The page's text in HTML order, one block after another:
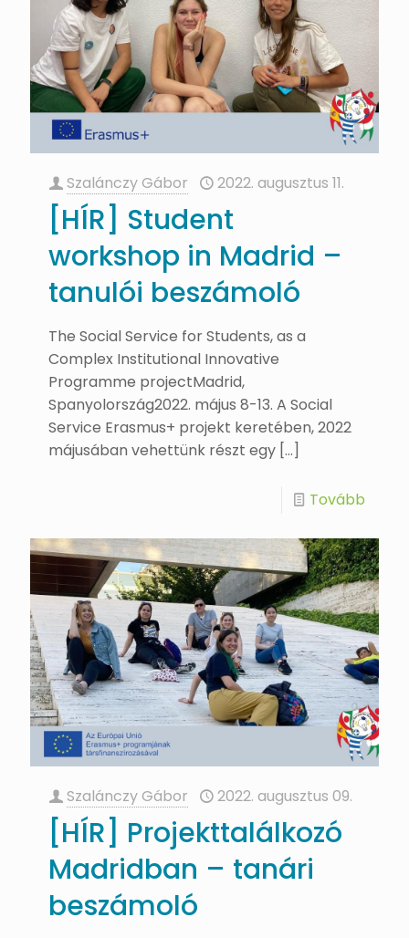
Szalánczy Gábor 2022. augusztus 11.
[HÍR] Student
workshop in Madrid –
tanulói beszámoló
The Social Service for Students, as a
Complex Institutional Innovative
Programme projectMadrid,
Spanyolország2022. május 8-13. A Social
Service Erasmus+ projekt keretében, 2022
májusában vehettünk részt egy […]
Tovább
Szalánczy Gábor 2022. augusztus 09.
[HÍR] Projekttalálkozó
Madridban – tanári
beszámoló